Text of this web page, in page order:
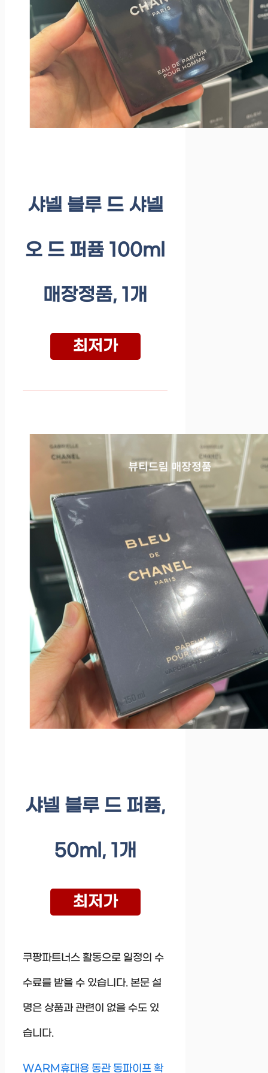
샤넬 블루 드 샤넬
오 드 퍼퓸 100ml
매장정품, 1개
최저가
샤넬 블루 드 퍼퓸,
50ml, 1개
최저가
쿠팡파트너스 활동으로 일정의 수
수료를 받을 수 있습니다. 본문 설
명은 상품과 관련이 없을 수도 있
습니다.
WARM휴대용 동관 동파이프 확